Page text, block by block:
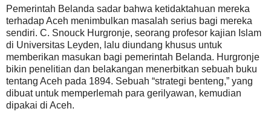
Pemerintah Belanda sadar bahwa ketidaktahuan mereka
terhadap Aceh menimbulkan masalah serius bagi mereka
sendiri. C. Snouck Hurgronje, seorang profesor kajian Islam
di Universitas Leyden, lalu diundang khusus untuk
memberikan masukan bagi pemerintah Belanda. Hurgronje
bikin penelitian dan belakangan menerbitkan sebuah buku
tentang Aceh pada 1894. Sebuah “strategi benteng,” yang
dibuat untuk memperlemah para gerilyawan, kemudian
dipakai di Aceh.